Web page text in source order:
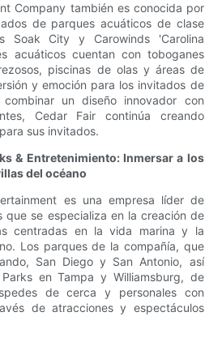
Company también es conocida por
de parques acuáticos de clase
Soak City y Carowinds 'Carolina
acuáticos cuentan con toboganes
piscinas de olas y áreas de
y emoción para los invitados de
un diseño innovador con
Cedar Fair continúa creando
sus invitados.
& Entretenimiento: Inmersar a los
del océano
es una empresa líder de
que se especializa en la creación de
centradas en la vida marina y la
Los parques de la compañía, que
San Diego y San Antonio, así
en Tampa y Williamsburg, de
de cerca y personales con
de atracciones y espectáculos